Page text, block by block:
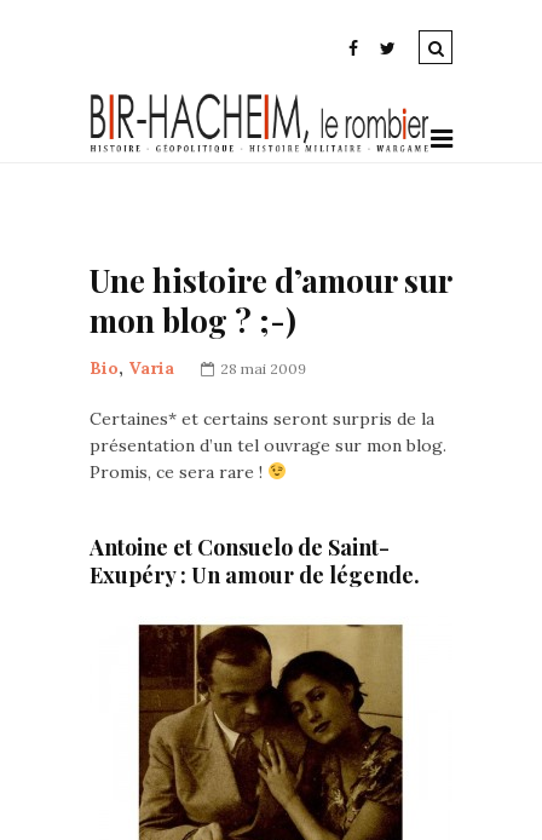
Une histoire d’amour sur
mon blog ? ;-)
Bio, Varia 28 mai 2009
Certaines* et certains seront surpris de la
présentation d’un tel ouvrage sur mon blog.
Promis, ce sera rare !
Antoine et Consuelo de Saint-
Exupéry : Un amour de légende.